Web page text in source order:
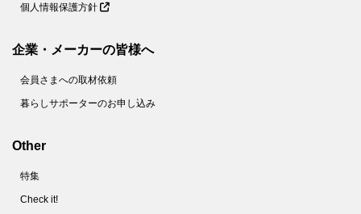
個人情報保護方針
企業・メーカーの皆様へ
会員さまへの取材依頼
暮らしサポーターのお申し込み
Other
特集
Check it!